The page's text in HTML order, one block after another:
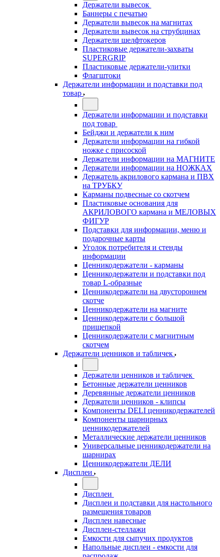
Держатели вывесок
Баннеры с печатью
Держатели вывесок на магнитах
Держатели вывесок на струбцинах
Держатели шелфтокеров
Пластиковые держатели-захваты
SUPERGRIP
Пластиковые держатели-улитки
Флагштоки
Держатели информации и подставки под
товар
Держатели информации и подставки
под товар
Бейджи и держатели к ним
Держатели информации на гибкой
ножке с присоской
Держатели информации на МАГНИТЕ
Держатели информации на НОЖКАХ
Держатель акрилового кармана и ПВХ
на ТРУБКУ
Карманы подвесные со скотчем
Пластиковые основания для
АКРИЛОВОГО кармана и МЕЛОВЫХ
ФИГУР
Подставки для информации, меню и
подарочные карты
Уголок потребителя и стенды
информации
Ценникодержатели - карманы
Ценникодержатели и подставки под
товар L-образные
Ценникодержатели на двустороннем
скотче
Ценникодержатели на магните
Ценникодержатели с большой
прищепкой
Ценникодержатели с магнитным
скотчем
Держатели ценников и табличек
Держатели ценников и табличек
Бетонные держатели ценников
Деревянные держатели ценников
Держатели ценников - клипсы
Компоненты DELI ценникодержателей
Компоненты шарнирных
ценникодержателей
Металлические держатели ценников
Универсальные ценникодержатели на
шарнирах
Ценникодержатели ДЕЛИ
Дисплеи
Дисплеи
Дисплеи и подставки для настольного
размещения товаров
Дисплеи навесные
Дисплеи-стеллажи
Емкости для сыпучих продуктов
Напольные дисплеи - емкости для